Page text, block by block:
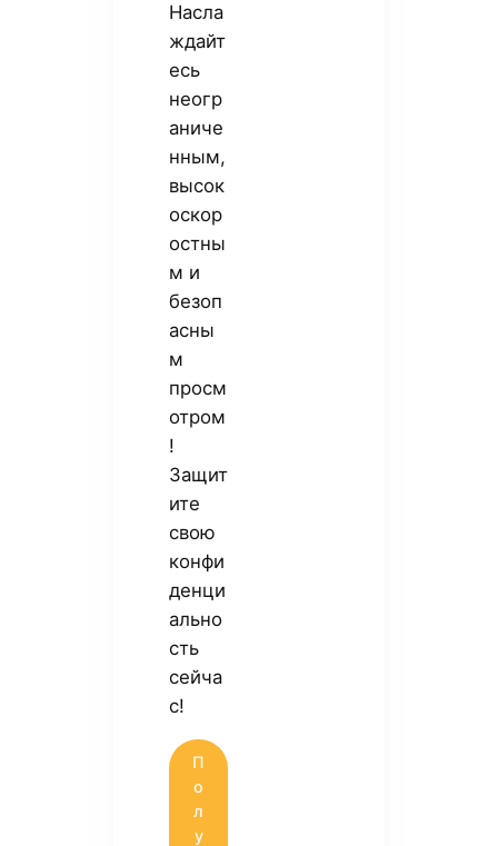
Насла
ждайт
есь
неогр
аниче
нным,
высок
оскор
остны
м и
безоп
асны
м
просм
отром
!
Защит
ите
свою
конфи
денци
ально
сть
сейча
с!
П
о
л
у